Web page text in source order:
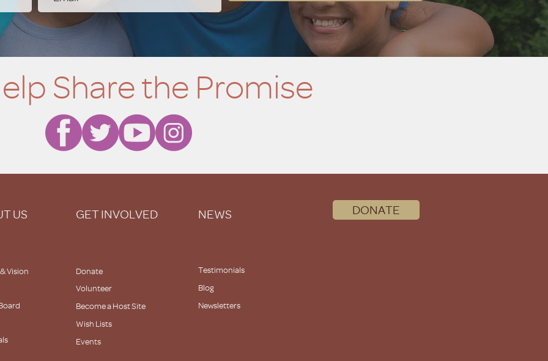
US GET INVOLVED NEWS
Vision
Donate
Volunteer
Become a Host Site
Wish Lists
Events
Testimonials
Blog
Newsletters
DONATE
Share the Promise